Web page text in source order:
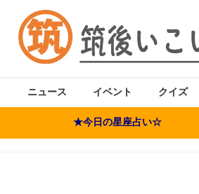
ニュース イベント クイズ
★今日の星座占い☆